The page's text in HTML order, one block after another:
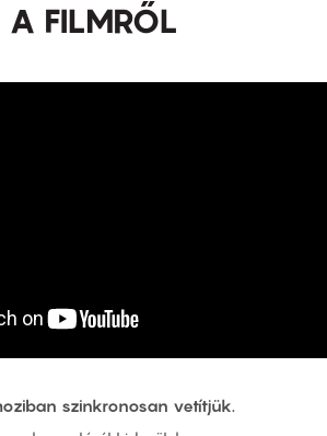
A FILMRŐL
szinkronosan vetítjük.